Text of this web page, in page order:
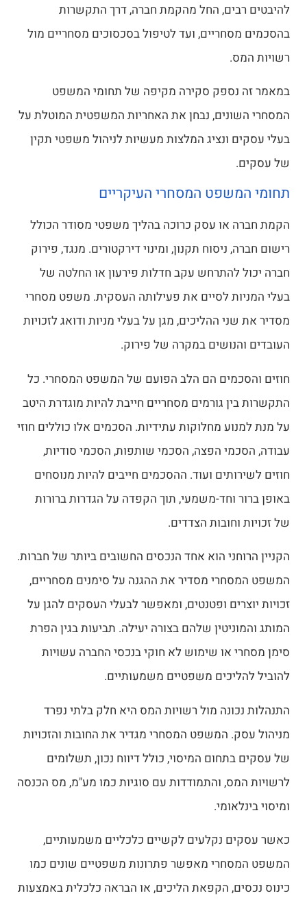
להיבטים רבים, החל מהקמת חברה, דרך התקשרות
בהסכמים מסחריים, ועד לטיפול בסכסוכים מסחריים מול
רשויות המס.
במאמר זה נספק סקירה מקיפה של תחומי המשפט
המסחרי השונים, נבחן את האחריות המשפטית המוטלת על
בעלי עסקים ונציג המלצות מעשיות לניהול משפטי תקין
של עסקים.
תחומי המשפט המסחרי העיקריים
הקמת חברה או עסק כרוכה בהליך משפטי מסודר הכולל
רישום חברה, ניסוח תקנון, ומינוי דירקטורים. מנגד, פירוק
חברה יכול להתרחש עקב חדלות פירעון או החלטה של
בעלי המניות לסיים את פעילותה העסקית. משפט מסחרי
מסדיר את שני ההליכים, מגן על בעלי מניות ודואג לזכויות
העובדים והנושים במקרה של פירוק.
חוזים והסכמים הם הלב הפועם של המשפט המסחרי. כל
התקשרות בין גורמים מסחריים חייבת להיות מוגדרת היטב
על מנת למנוע מחלוקות עתידיות. הסכמים אלו כוללים חוזי
עבודה, הסכמי הפצה, הסכמי שותפות, הסכמי סודיות,
חוזים לשירותים ועוד. ההסכמים חייבים להיות מנוסחים
באופן ברור וחד-משמעי, תוך הקפדה על הגדרות ברורות
של זכויות וחובות הצדדים.
הקניין הרוחני הוא אחד הנכסים החשובים ביותר של חברות.
המשפט המסחרי מסדיר את ההגנה על סימנים מסחריים,
זכויות יוצרים ופטנטים, ומאפשר לבעלי העסקים להגן על
המותג והמוניטין שלהם בצורה יעילה. תביעות בגין הפרת
סימן מסחרי או שימוש לא חוקי בנכסי החברה עשויות
להוביל להליכים משפטיים משמעותיים.
התנהלות נכונה מול רשויות המס היא חלק בלתי נפרד
מניהול עסק. המשפט המסחרי מגדיר את החובות והזכויות
של עסקים בתחום המיסוי, כולל דיווח נכון, תשלומים
לרשויות המס, והתמודדות עם סוגיות כמו מע"מ, מס הכנסה
ומיסוי בינלאומי.
כאשר עסקים נקלעים לקשיים כלכליים משמעותיים,
המשפט המסחרי מאפשר פתרונות משפטיים שונים כמו
כינוס נכסים, הקפאת הליכים, או הבראה כלכלית באמצעות